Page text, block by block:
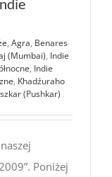
, Agra, Benares
(Mumbai), Indie
, Indie
, Khadźuraho
(Pushkar)
Poniżej